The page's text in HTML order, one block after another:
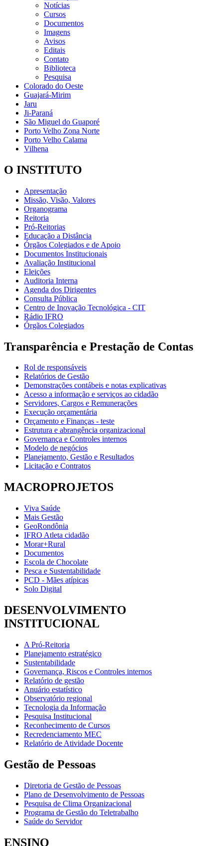
Notícias
Cursos
Documentos
Imagens
Avisos
Editais
Contato
Biblioteca
Pesquisa
Colorado do Oeste
Guajará-Mirim
Jaru
Ji-Paraná
São Miguel do Guaporé
Porto Velho Zona Norte
Porto Velho Calama
Vilhena
O INSTITUTO
Apresentação
Missão, Visão, Valores
Organograma
Reitoria
Pró-Reitorias
Educação a Distância
Órgãos Colegiados e de Apoio
Documentos Institucionais
Avaliação Institucional
Eleições
Auditoria Interna
Agenda dos Dirigentes
Consulta Pública
Centro de Inovação Tecnológica - CIT
Rádio IFRO
Órgãos Colegiados
Transparência e Prestação de Contas
Rol de responsáveis
Relatórios de Gestão
Demonstrações contábeis e notas explicativas
Acesso a informação e serviços ao cidadão
Servidores, Cargos e Remunerações
Execução orçamentária
Orçamento e Finanças - teste
Estrutura e abrangência organizacional
Governança e Controles internos
Modelo de negócios
Planejamento, Gestão e Resultados
Licitação e Contratos
MACROPROJETOS
Viva Saúde
Mais Gestão
GeoRondônia
IFRO Atleta cidadão
Morar+Rural
Documentos
Escola de Chocolate
Pesca e Sustentabilidade
PCD - Mães atípicas
Solo Digital
DESENVOLVIMENTO
INSTITUCIONAL
A Pró-Reitoria
Planejamento estratégico
Sustentabilidade
Governança, Riscos e Controles internos
Relatório de gestão
Anuário estatístico
Observatório regional
Tecnologia da Informação
Pesquisa Institucional
Reconhecimento de Cursos
Recredenciamento MEC
Relatório de Atividade Docente
Gestão de Pessoas
Diretoria de Gestão de Pessoas
Plano de Desenvolvimento de Pessoas
Pesquisa de Clima Organizacional
Programa de Gestão do Teletrabalho
Saúde do Servidor
ENSINO